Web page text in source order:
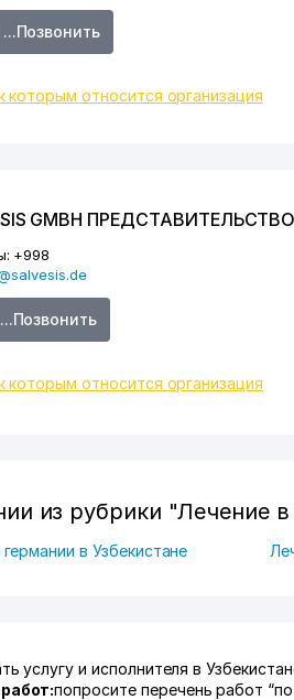
которым относится организация
GMBH ПРЕДСТАВИТЕЛЬСТВО
+998
которым относится организация
из рубрики "Лечение
в Узбекистане
услугу и исполнителя в
попросите перечень работ